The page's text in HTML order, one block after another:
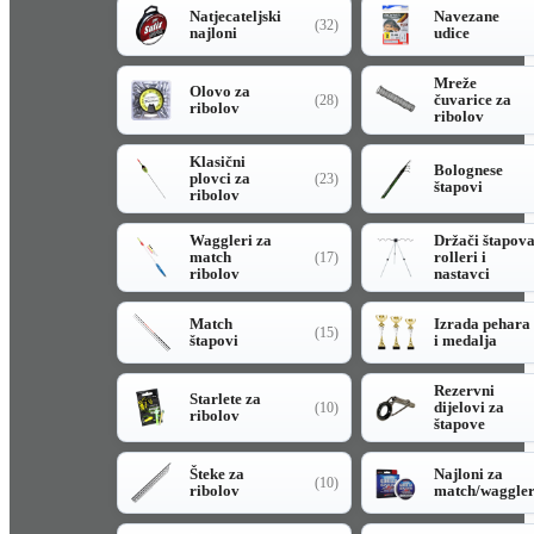
Natjecateljski
najloni
(32)
Navezane
udice
Olovo za
ribolov
(28)
Mreže
čuvarice za
ribolov
Klasični
plovci za
ribolov
(23)
Bolognese
štapovi
Waggleri za
match
ribolov
(17)
Držači štapova
rolleri i
nastavci
Match
štapovi
(15)
Izrada pehara
i medalja
Starlete za
ribolov
(10)
Rezervni
dijelovi za
štapove
Šteke za
ribolov
(10)
Najloni za
match/waggler